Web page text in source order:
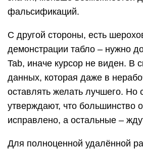
фальсификаций.
С другой стороны, есть
демонстрации табло – нужно
Tab, иначе курсор не виден. В
данных, которая даже в
оставлять желать лучшего. Но
утверждают, что большинство
исправлено, а остальные –
Для полноценной удалённой